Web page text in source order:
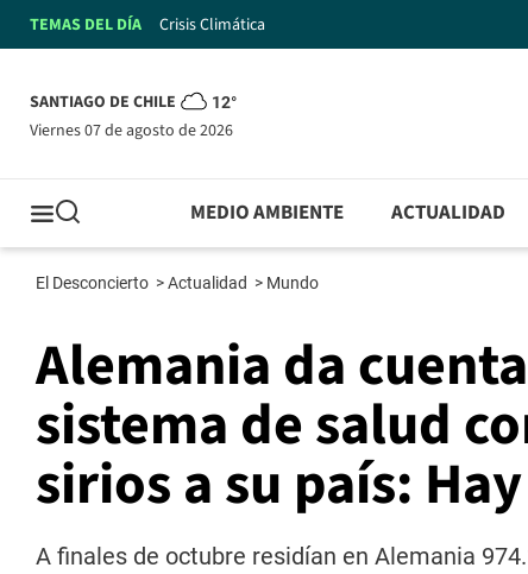
TEMAS DEL DÍA Crisis Climática
SANTIAGO DE CHILE 12°
viernes 07 de agosto de 2026
MEDIO AMBIENTE ACTUALIDAD
El Desconcierto >Actualidad > Mundo
Alemania da
sistema de salud
sirios a su país:
A finales de octubre residían en Alemania